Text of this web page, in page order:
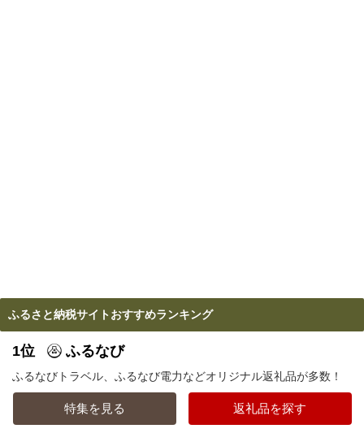
ふるさと納税サイトおすすめランキング
1位 ふるなび
ふるなびトラベル、ふるなび電力などオリジナル返礼品が多数！
特集を見る 返礼品を探す